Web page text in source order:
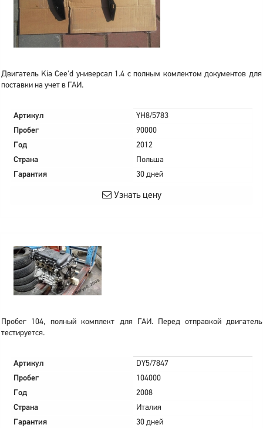
Двигатель Kia Cee'd универсал 1.4 с полным комлектом документов для
поставки на учет в ГАИ.
Артикул
YH8/5783
Пробег
90000
Год
2012
Страна
Польша
Гарантия
30 дней
Узнать цену
Пробег 104, полный комплект для ГАИ. Перед отправкой двигатель
тестируется.
Артикул
DY5/7847
Пробег
104000
Год
2008
Страна
Италия
Гарантия
30 дней